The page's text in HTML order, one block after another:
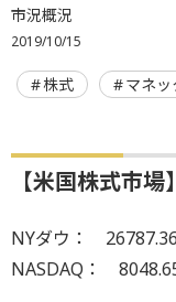
市況概況
2019/10/15
株式 マネッ
【米国株式市
NYダウ：
NASDAQ：